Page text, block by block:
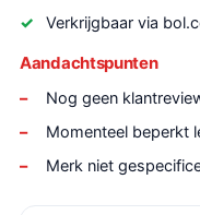
Verkrijgbaar via
Aandachtspunten
Nog geen
Momenteel beperkt
Merk niet